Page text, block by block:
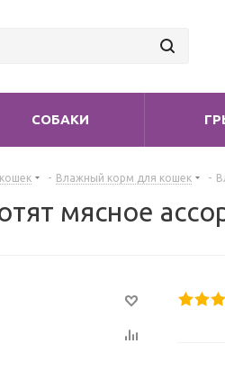
СОБАКИ
- Влажный корм для кошек -
мясное